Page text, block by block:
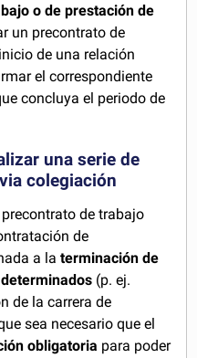
o de prestación de
un precontrato de
de una relación
el correspondiente
concluya el periodo de
una serie de
colegiación
de trabajo
de
a laterminación de
(p. ej.
de la carrera de
sea necesario que el
obligatoria para poder